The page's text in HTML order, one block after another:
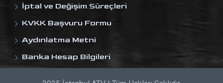
İptal ve Değişim Süreçleri
KVKK Başvuru Formu
Aydınlatma Metni
Banka Hesap Bilgileri